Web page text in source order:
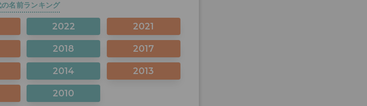
の名前ランキング
2022 2021
2018 2017
2014 2013
2010